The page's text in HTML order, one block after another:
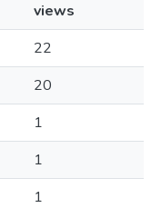
views
22
20
1
1
1